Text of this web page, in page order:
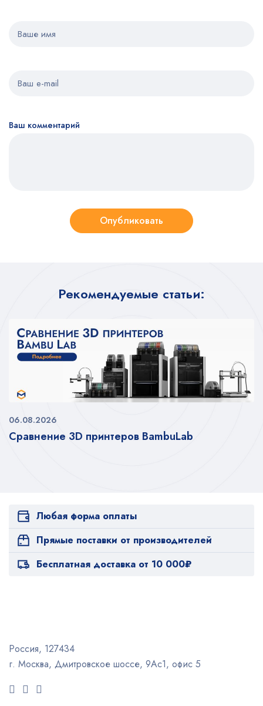
Ваш комментарий
Опубликовать
Рекомендуемые статьи:
Сравнение 3D принтеров BambuLab
06.08.2026
Любая форма оплаты
Прямые поставки от производителей
Бесплатная доставка от 10 000₽
Россия, 127434
г. Москва, Дмитровское шоссе, 9Ас1, офис 5